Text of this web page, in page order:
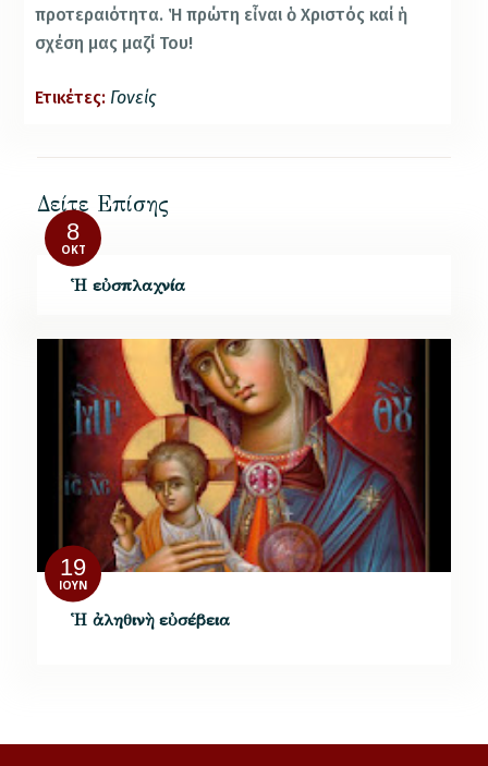
προτεραιότητα. Ἡ πρώτη εἶναι ὁ Χριστός καί ἡ
σχέση μας μαζί Του!
Ετικέτες: Γονείς
Δείτε Επίσης
8
ΟΚΤ
Ἡ εὐσπλαχνία
19
ΙΟΎΝ
Ἡ ἀληθινὴ εὐσέβεια